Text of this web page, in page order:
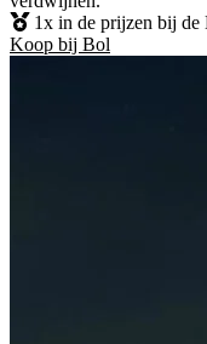
1x in de prijzen bij de
Koop bij Bol